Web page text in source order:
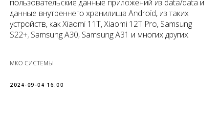
пользовательские данные приложений из data/data и
данные внутреннего хранилища Android, из таких
устройств, как Xiaomi 11T, Xiaomi 12T Pro, Samsung
S22+, Samsung A30, Samsung A31 и многих других.
МКО СИСТЕМЫ
2024-09-04 16:00